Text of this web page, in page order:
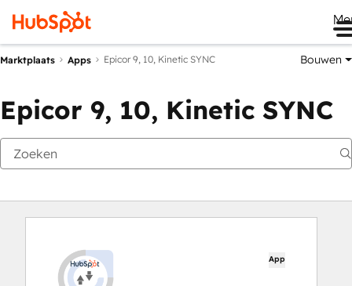
Marktplaats Apps Epicor 9, 10, Kinetic SYNC Bouwen
Epicor 9, 10, Kinetic SYNC
App